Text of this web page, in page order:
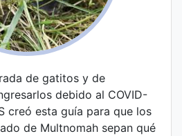
de gatitos y de
debido al COVID-
creó esta guía para que los
de Multnomah sepan qué